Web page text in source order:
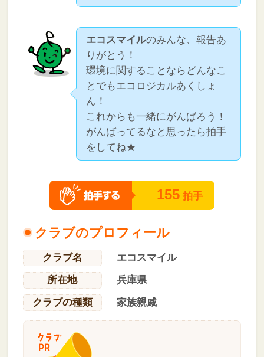
エコスマイルのみんな、報告あ
りがとう！
環境に関することならどんなこ
とでもエコロジカルあくしょ
ん！
これからも一緒にがんばろう！
がんばってるなと思ったら拍手
をしてね★
155 拍手
クラブのプロフィール
クラブ名
エコスマイル
所在地
兵庫県
クラブの種類
家族親戚